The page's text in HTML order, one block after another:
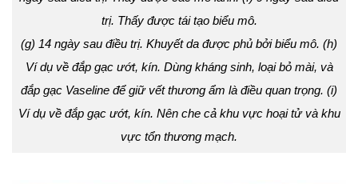
trị. Thấy được tái tạo biểu mô.
(g) 14 ngày sau điều trị. Khuyết da được phủ bởi biểu mô. (h)
Ví dụ về đắp gạc ướt, kín. Dùng kháng sinh, loại bỏ mài, và
đắp gạc Vaseline để giữ vết thương ẩm là điều quan trọng. (i)
Ví dụ về đắp gạc ướt, kín. Nên che cả khu vực hoại tử và khu
vực tổn thương mạch.